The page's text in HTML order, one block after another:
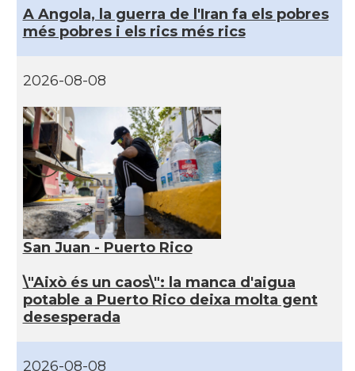
A Angola, la guerra de l'Iran fa els pobres
més pobres i els rics més rics
2026-08-08
San Juan - Puerto Rico
\"Això és un caos\": la manca d'aigua
potable a Puerto Rico deixa molta gent
desesperada
2026-08-08